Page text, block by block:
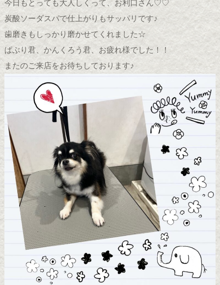
今日もとっても大人しくって、お利口さん♡♡
炭酸ソーダスパで仕上がりもサッパリです♪
歯磨きもしっかり磨かせてくれました☆
ぱぶり君、かんくろう君、お疲れ様でした！！
またのご来店をお待ちしております♪